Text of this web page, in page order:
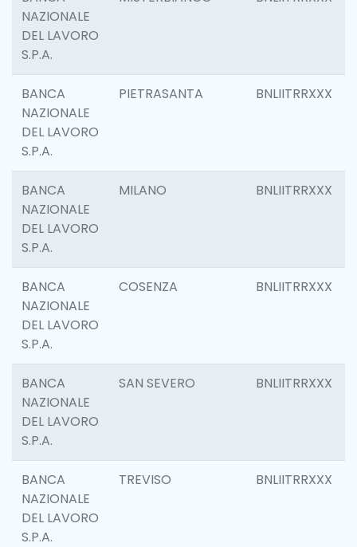
NAZIONALE
DEL LAVORO
S.P.A.
BANCA
NAZIONALE
DEL LAVORO
S.P.A.
PIETRASANTA BNLIITRRXXX
BANCA
NAZIONALE
DEL LAVORO
S.P.A.
MILANO BNLIITRRXXX
BANCA
NAZIONALE
DEL LAVORO
S.P.A.
COSENZA BNLIITRRXXX
BANCA
NAZIONALE
DEL LAVORO
S.P.A.
SAN SEVERO BNLIITRRXXX
BANCA
NAZIONALE
DEL LAVORO
S.P.A.
TREVISO BNLIITRRXXX